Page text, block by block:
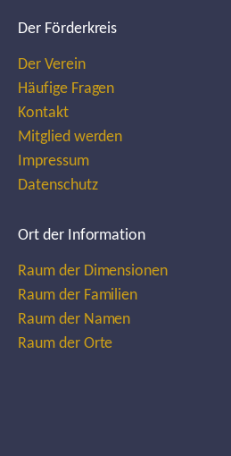
Der Förderkreis
Der Verein
Häufige Fragen
Kontakt
Mitglied werden
Impressum
Datenschutz
Ort der Information
Raum der Dimensionen
Raum der Familien
Raum der Namen
Raum der Orte